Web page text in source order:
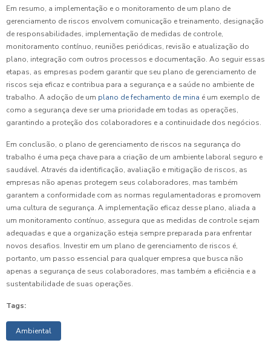
Em resumo, a implementação e o monitoramento de um plano de
gerenciamento de riscos envolvem comunicação e treinamento, designação
de responsabilidades, implementação de medidas de controle,
monitoramento contínuo, reuniões periódicas, revisão e atualização do
plano, integração com outros processos e documentação. Ao seguir essas
etapas, as empresas podem garantir que seu plano de gerenciamento de
riscos seja eficaz e contribua para a segurança e a saúde no ambiente de
trabalho. A adoção de um plano de fechamento de mina é um exemplo de
como a segurança deve ser uma prioridade em todas as operações,
garantindo a proteção dos colaboradores e a continuidade dos negócios.
Em conclusão, o plano de gerenciamento de riscos na segurança do
trabalho é uma peça chave para a criação de um ambiente laboral seguro e
saudável. Através da identificação, avaliação e mitigação de riscos, as
empresas não apenas protegem seus colaboradores, mas também
garantem a conformidade com as normas regulamentadoras e promovem
uma cultura de segurança. A implementação eficaz desse plano, aliada a
um monitoramento contínuo, assegura que as medidas de controle sejam
adequadas e que a organização esteja sempre preparada para enfrentar
novos desafios. Investir em um plano de gerenciamento de riscos é,
portanto, um passo essencial para qualquer empresa que busca não
apenas a segurança de seus colaboradores, mas também a eficiência e a
sustentabilidade de suas operações.
Tags:
Ambiental